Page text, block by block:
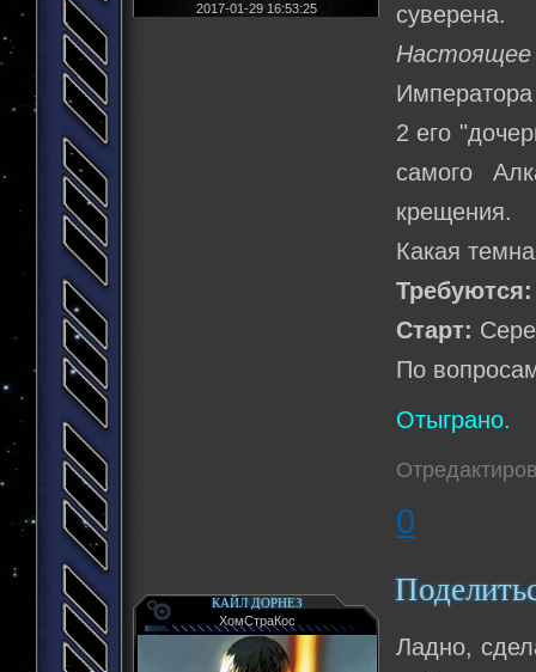
2017-01-29 16:53:25
суверена.
Настоящее
Императора
2 его
самого
крещения.
Какая
Требуются:
Старт:
По
Отыграно.
0
КАЙЛ ДОРНЕЗ
ХомСтраКос
Ладно,